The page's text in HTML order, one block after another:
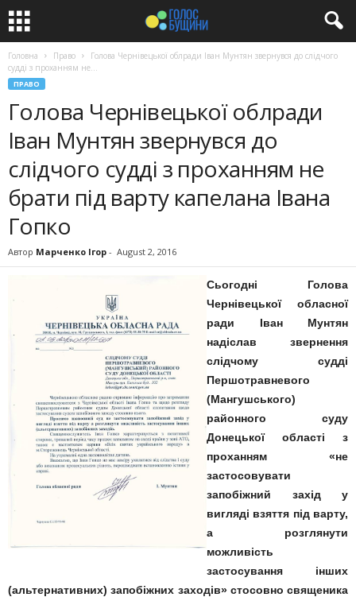
Головна Право
Голова Чернівецької облради Іван Мунтян звернувся до слідчого
судді з проханням не...
ПРАВО
Голова Чернівецької облради
Іван Мунтян звернувся до
слідчого судді з проханням не
брати під варту капелана Івана
Гопко
Автор Марченко Ігор - August 2, 2016
Сьогодні Голова
Чернівецької обласної
ради Іван Мунтян
надіслав звернення
слідчому судді
Першотравневого
(Мангушського)
районного суду
Донецької області з
проханням «не
застосовувати
запобіжний захід у
вигляді взяття під варту,
а розглянути
можливість
застосування інших
(альтернативних) запобіжних заходів» стосовно священика